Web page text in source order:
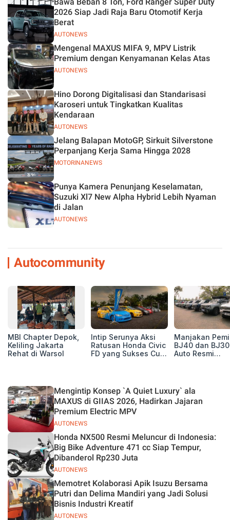
AUTONEWS
2026 Siap Jadi Raja Baru Otomotif Kerja
Berat
AUTONEWS
Mengenal MAXUS MIFA 9, MPV Listrik
Premium dengan Kenyamanan Kelas Atas
AUTONEWS
Hino Dorong Digitalisasi dan Standarisasi
Karoseri untuk Tingkatkan Kualitas
Kendaraan
MOTORINANEWS
Jelang Balapan MotoGP, Sirkuit Silverstone
Perpanjang Kerja Sama Hingga 2028
AUTONEWS
Punya Kamera Penunjang Keselamatan,
Suzuki Xl7 New Alpha Hybrid Lebih Nyaman
di Jalan
Autocommunity
MBI Chapter Depok,
Keliling Jakarta
Rehat di Warsol
Intip Serunya Aksi
Ratusan Honda Civic
FD yang Sukses Curi
Manjakan
BJ40 dan
Auto Resmi
AUTONEWS
Mengintip Konsep `A Quiet Luxury` ala
MAXUS di GIIAS 2026, Hadirkan Jajaran
Premium Electric MPV
AUTONEWS
Honda NX500 Resmi Meluncur di Indonesia:
Big Bike Adventure 471 cc Siap Tempur,
Dibanderol Rp230 Juta
AUTONEWS
Memotret Kolaborasi Apik Isuzu Bersama
Putri dan Delima Mandiri yang Jadi Solusi
Bisnis Industri Kreatif